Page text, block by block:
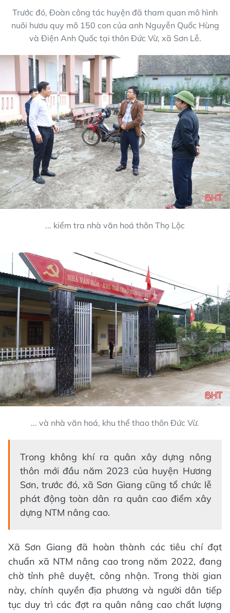
Trước đó, Đoàn công tác huyện đã tham quan mô hình
nuôi hươu quy mô 150 con của anh Nguyễn Quốc Hùng
và Điện Anh Quốc tại thôn Đức Vừ, xã Sơn Lễ.
... kiểm tra nhà văn hoá thôn Thọ Lộc
... và nhà văn hoá, khu thể thao thôn Đức Vừ.
Trong không khí ra quân xây dựng nông
thôn mới đầu năm 2023 của huyện Hương
Sơn, trước đó, xã Sơn Giang cũng tổ chức lễ
phát động toàn dân ra quân cao điểm xây
dựng NTM nâng cao.
Xã Sơn Giang đã hoàn thành các tiêu chí đạt
chuẩn xã NTM nâng cao trong năm 2022, đang
chờ tỉnh phê duyệt, công nhận. Trong thời gian
này, chính quyền địa phương và người dân tiếp
tục duy trì các đợt ra quân nâng cao chất lượng